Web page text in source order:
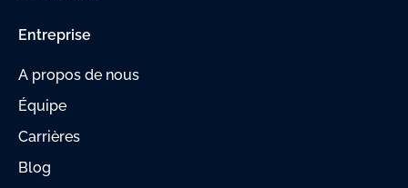
Entreprise
A propos de nous
Équipe
Carrières
Blog